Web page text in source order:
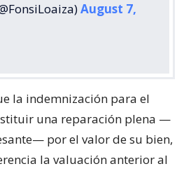
August 7,
la indemnización para el
una reparación plena —
por el valor de su bien,
la valuación anterior al